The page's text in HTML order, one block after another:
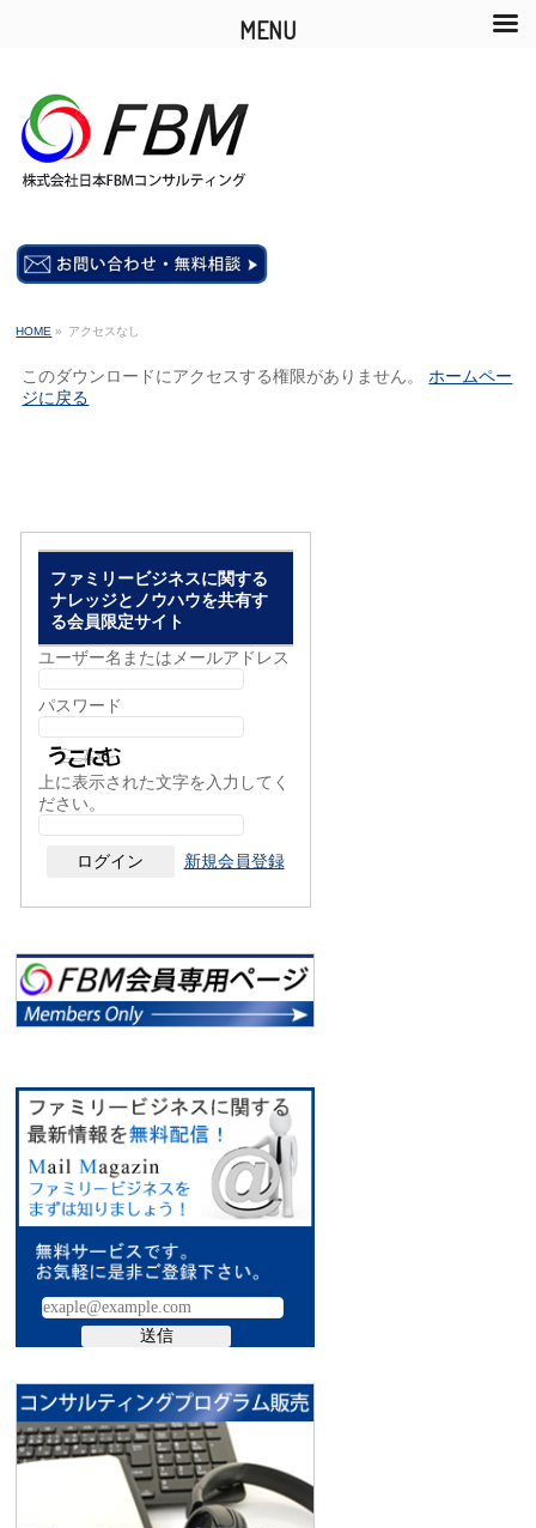
HOME » アクセスなし
このダウンロードにアクセスする権限がありません。ホームペー
ジに戻る
ファミリービジネスに関する
ナレッジとノウハウを共有す
る会員限定サイト
ユーザー名またはメールアドレス
パスワード
上に表示された文字を入力してく
ださい。
新規会員登録
MENU